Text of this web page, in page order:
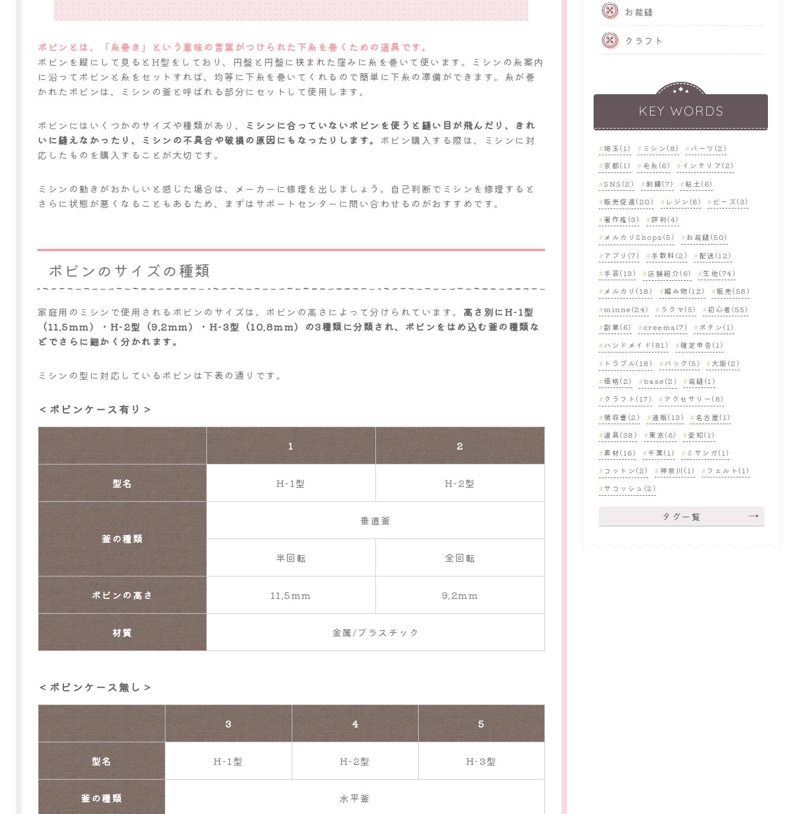
ボビンとは、「糸巻き」という意味の言葉がつけられた下糸を巻くための道具です。
ボビンを縦にして見るとH型をしており、円盤と円盤に挟まれた窪みに糸を巻いて使います。ミシンの糸案内
に沿ってボビンと糸をセットすれば、均等に下糸を巻いてくれるので簡単に下糸の準備ができます。糸が巻
かれたボビンは、ミシンの釜と呼ばれる部分にセットして使用します。
ボビンにはいくつかのサイズや種類があり、
ミシンに合っていないボビンを使うと縫い目が飛んだり、きれ
いに縫えなかったり、ミシンの不具合や破損の原因にもなったりします。 ボビン購入する際は、ミシンに対
応したものを購入することが大切です。
ミシンの動きがおかしいと感じた場合は、メーカーに修理を出しましょう。自己判断でミシンを修理すると
さらに状態が悪くなることもあるため、まずはサポートセンターに問い合わせるのがおすすめです。
ボビンのサイズの種類
家庭用のミシンで使用されるボビンのサイズは、ボビンの高さによって分けられています。 高さ別にH-1型
（11.5mm）・H-2型（9.2mm）・H-3型（10.8mm）の3種類に分類され、ボビンをはめ込む釜の種類な
どでさらに細かく分かれます。
ミシンの型に対応しているボビンは下表の通りです。
＜ボビンケース有り＞
1 2
型名 H-1型 H-2型
釜の種類
垂直釜
半回転 全回転
ボビンの高さ 11.5mm 9.2mm
材質 金属/プラスチック
＜ボビンケース無し＞
3 4 5
型名 H-1型 H-2型 H-3型
釜の種類 水平釜
お裁縫
クラフト
KEY WORDS
埼玉(1) ミシン(8)
パーツ(2)
京都(1)
毛糸(6)
インテリア(2)
SNS(2)
刺繍(7)
粘土(6)
販売促進(20)
レジン(6)
ビーズ(3)
著作権(3)
評判(4)
メルカリShops(5)
お裁縫(50)
アプリ(7)
手数料(2)
配送(12)
手芸(13)
店舗紹介(6)
生地(74)
メルカリ(18)
編み物(12)
販売(58)
minne(24)
ラクマ(5)
初心者(55)
副業(6)
creema(7)
ボタン(1)
ハンドメイド(81)
確定申告(1)
トラブル(18)
バッグ(5)
大阪(2)
価格(2)
base(2)
裁縫(1)
クラフト(17)
アクセサリー(8)
領収書(2)
通販(13)
名古屋(1)
道具(38)
東京(6)
愛知(1)
素材(16)
千葉(1)
ミサンガ(1)
コットン(2)
神奈川(1)
フェルト(1)
サコッシュ(2)
タグ一覧